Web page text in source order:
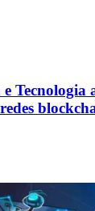
Tecnologia